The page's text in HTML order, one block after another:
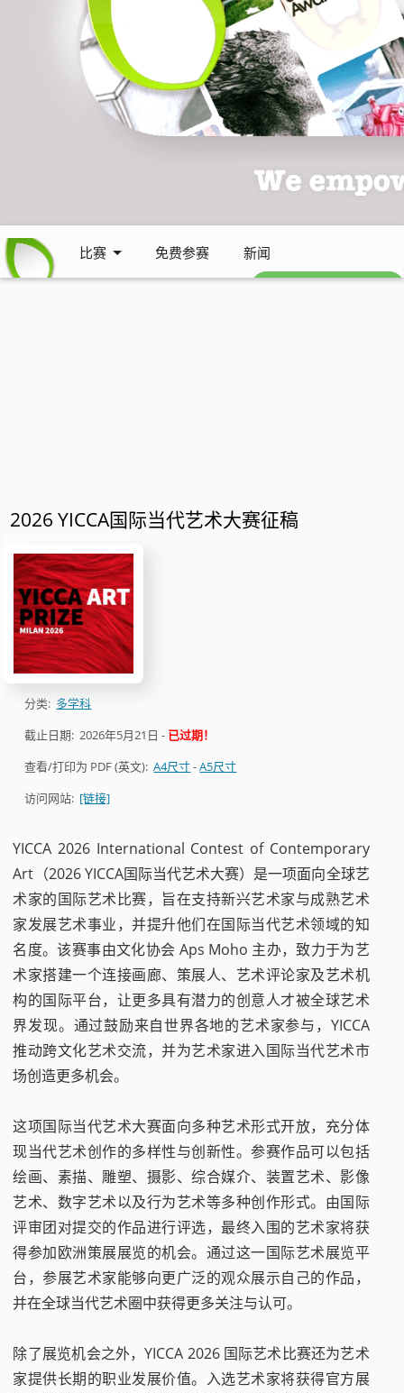
比赛 免费参赛 新闻
免费每周通讯 (英文)
2026 YICCA国际当代艺术大赛征稿
分类: 多学科
截止日期:2026年5月21日 - 已过期！
查看/打印为 PDF (英文):A4尺寸-A5尺寸
访问网站: [链接]
YICCA 2026 International Contest of Contemporary
Art（2026 YICCA国际当代艺术大赛）是一项面向全球艺
术家的国际艺术比赛，旨在支持新兴艺术家与成熟艺术
家发展艺术事业，并提升他们在国际当代艺术领域的知
名度。该赛事由文化协会 Aps Moho 主办，致力于为艺
术家搭建一个连接画廊、策展人、艺术评论家及艺术机
构的国际平台，让更多具有潜力的创意人才被全球艺术
界发现。通过鼓励来自世界各地的艺术家参与，YICCA
推动跨文化艺术交流，并为艺术家进入国际当代艺术市
场创造更多机会。
这项国际当代艺术大赛面向多种艺术形式开放，充分体
现当代艺术创作的多样性与创新性。参赛作品可以包括
绘画、素描、雕塑、摄影、综合媒介、装置艺术、影像
艺术、数字艺术以及行为艺术等多种创作形式。由国际
评审团对提交的作品进行评选，最终入围的艺术家将获
得参加欧洲策展展览的机会。通过这一国际艺术展览平
台，参展艺术家能够向更广泛的观众展示自己的作品，
并在全球当代艺术圈中获得更多关注与认可。
除了展览机会之外，YICCA 2026 国际艺术比赛还为艺术
家提供长期的职业发展价值。入选艺术家将获得官方展